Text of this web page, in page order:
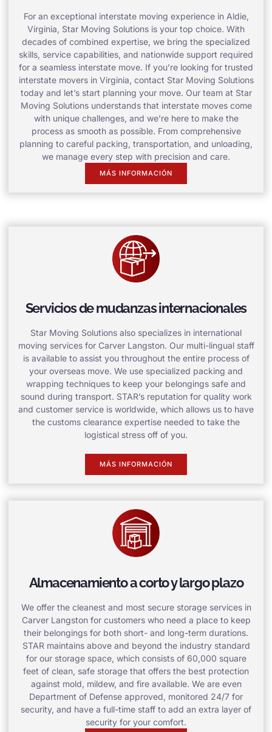
For an exceptional interstate moving experience in Aldie,
Virginia, Star Moving Solutions is your top choice. With
decades of combined expertise, we bring the specialized
skills, service capabilities, and nationwide support required
for a seamless interstate move. If you’re looking for trusted
interstate movers in Virginia, contact Star Moving Solutions
today and let’s start planning your move. Our team at Star
Moving Solutions understands that interstate moves come
with unique challenges, and we’re here to make the
process as smooth as possible. From comprehensive
planning to careful packing, transportation, and unloading,
we manage every step with precision and care.
MÁS INFORMACIÓN
Servicios de mudanzas internacionales
Star Moving Solutions also specializes in international
moving services for Carver Langston. Our multi-lingual staff
is available to assist you throughout the entire process of
your overseas move. We use specialized packing and
wrapping techniques to keep your belongings safe and
sound during transport. STAR’s reputation for quality work
and customer service is worldwide, which allows us to have
the customs clearance expertise needed to take the
logistical stress off of you.
MÁS INFORMACIÓN
Almacenamiento a corto y largo plazo
We offer the cleanest and most secure storage services in
Carver Langston for customers who need a place to keep
their belongings for both short- and long-term durations.
STAR maintains above and beyond the industry standard
for our storage space, which consists of 60,000 square
feet of clean, safe storage that offers the best protection
against mold, mildew, and fire available. We are even
Department of Defense approved, monitored 24/7 for
security, and have a full-time staff to add an extra layer of
security for your comfort.